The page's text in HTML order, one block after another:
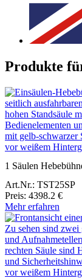
Produkte
1 Säulen
Art.Nr.: TST25SP
Preis: 4398.2 €
Mehr erfahren